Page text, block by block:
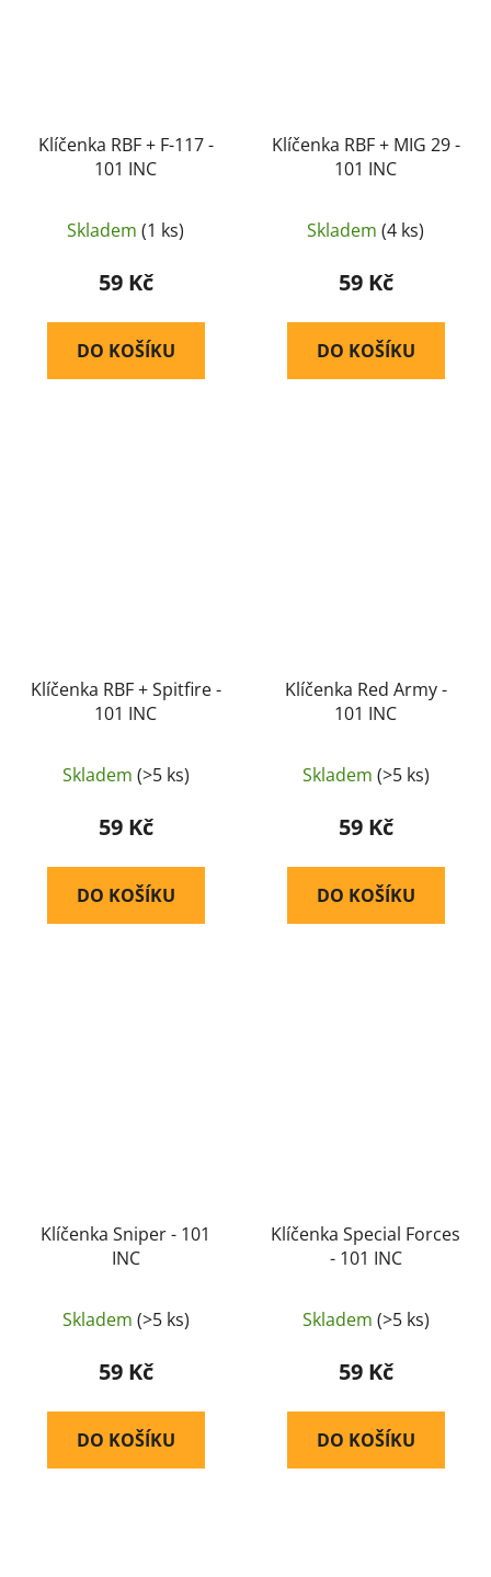
Klíčenka RBF + F-117 -
101 INC
Skladem (1 ks)
59 Kč
DO KOŠÍKU
Klíčenka RBF + MIG 29 -
101 INC
Skladem (4 ks)
59 Kč
DO KOŠÍKU
Klíčenka RBF + Spitfire -
101 INC
Skladem (>5 ks)
59 Kč
DO KOŠÍKU
Klíčenka Red Army -
101 INC
Skladem (>5 ks)
59 Kč
DO KOŠÍKU
Klíčenka Sniper - 101
INC
Skladem (>5 ks)
59 Kč
DO KOŠÍKU
Klíčenka Special Forces
- 101 INC
Skladem (>5 ks)
59 Kč
DO KOŠÍKU